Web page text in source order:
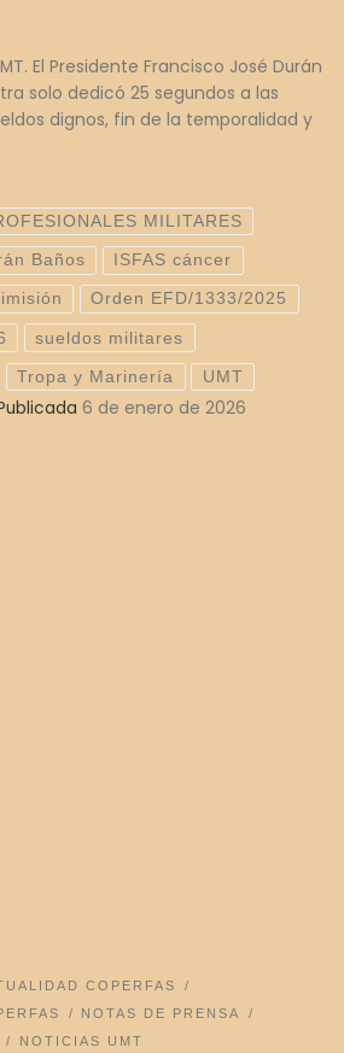
El Presidente Francisco José Durán
solo dedicó 25 segundos a las
dignos, fin de la temporalidad y
MILITARES
Baños ISFAS cáncer
Orden EFD/1333/2025
sueldos militares
Tropa y Marinería UMT
6 de enero de 2026
COPERFAS
NOTAS DE PRENSA
NOTICIAS UMT